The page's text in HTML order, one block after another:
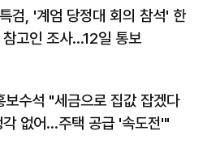
검, '계엄 당정대 회의 참석' 한
고인 조사...12일 통보
수석 "세금으로 집값 잡겠다
각 없어…주택 공급 '속도전'"